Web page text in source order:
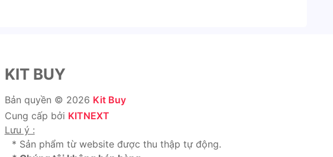
KIT BUY
Bản quyền © 2026 Kit Buy
Cung cấp bởi KITNEXT
Lưu ý :
* Sản phẩm từ website được thu thập tự động.